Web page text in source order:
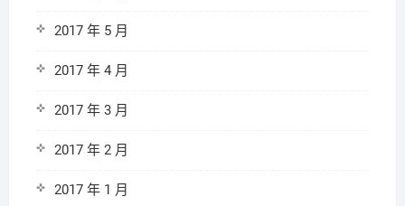
2017 年 5 月
2017 年 4 月
2017 年 3 月
2017 年 2 月
2017 年 1 月